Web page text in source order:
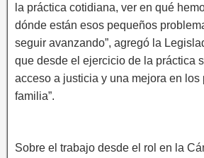
la práctica cotidiana, ver en qué
dónde están esos pequeños
seguir avanzando”, agregó la
que desde el ejercicio de la práctica
acceso a justicia y una mejora en los
familia”.
Sobre el trabajo desde el rol en la